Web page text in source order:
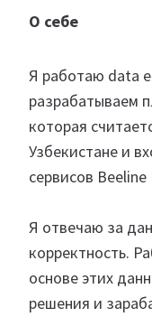
О себе
Я работаю data
разрабатываем
которая
Узбекистане и
сервисов
Я отвечаю за
корректность.
основе этих
решения и